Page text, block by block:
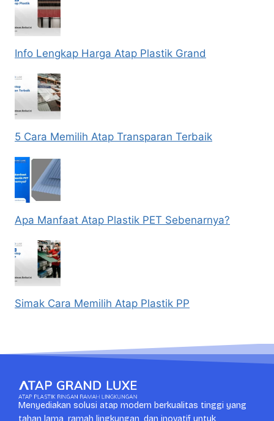
Info Lengkap Harga Atap Plastik Grand
5 Cara Memilih Atap Transparan Terbaik
Apa Manfaat Atap Plastik PET Sebenarnya?
Simak Cara Memilih Atap Plastik PP
Menyediakan solusi atap modern berkualitas tinggi yang
tahan lama, ramah lingkungan, dan inovatif untuk